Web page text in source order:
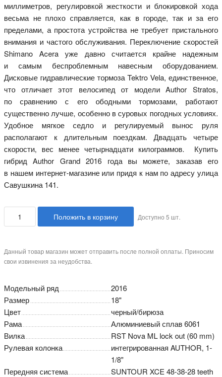
миллиметров, регулировкой жесткости и блокировкой хода
весьма не плохо справляется, как в городе, так и за его
пределами, а простота устройства не требует пристального
внимания и частого обслуживания. Переключение скоростей
Shimano Acera уже давно считается крайне надежным
и самым беспроблемным навесным оборудованием.
Дисковые гидравлические тормоза Tektro Vela, единственное,
что отличает этот велосипед от модели Author Stratos,
по сравнению с его ободными тормозами, работают
существенно лучше, особенно в суровых погодных условиях.
Удобное мягкое седло и регулируемый вынос руля
располагают к длительным поездкам. Двадцать четыре
скорости, вес менее четырнадцати килограммов. Купить
гибрид Author Grand 2016 года вы можете, заказав его
в нашем интернет-магазине или придя к нам по адресу улица
Савушкина 141.
Положить в корзину Доступно 5 шт.
Данный товар магазин может отправить после полной оплаты. Приносим
свои извинения за неудобства.
Модельный ряд
2016
Размер
18"
Цвет
черный/бирюза
Рама
Алюминиевый сплав 6061
Вилка
RST Nova ML lock out (60 mm)
Рулевая колонка
интегрированная AUTHOR, 1-
1/8"
Передняя система
SUNTOUR XCE 48-38-28 teeth